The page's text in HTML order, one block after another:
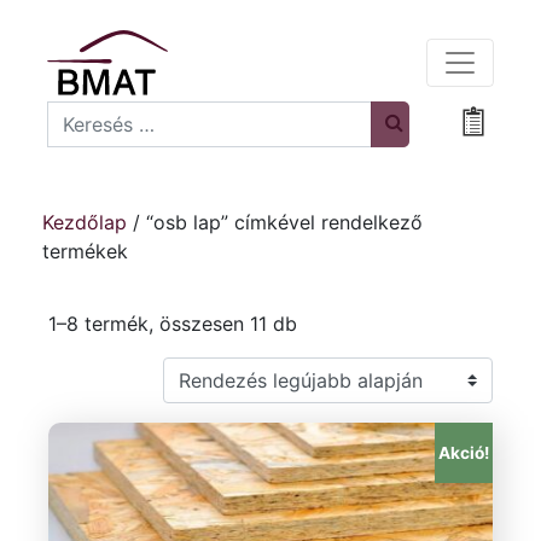
Search
Kezdőlap / “osb lap” címkével rendelkező
termékek
1–8 termék, összesen 11 db
Akció!